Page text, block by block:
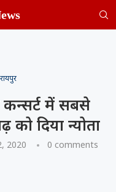
रायपुर
कन्सर्ट में सबसे
को दिया न्योता
2020 0 comments